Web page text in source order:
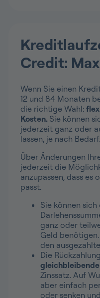
Credit:
Wenn Sie einen
12 und 84 Monaten
die richtige Wahl:
Kosten. Sie können
jederzeit ganz oder
lassen, je nach Bedarf.
Über Änderungen
jederzeit die
anzupassen, dass es
passt.
Sie können
ganz oder
Geld
den
Die
Zinssatz. Auf
aber einfach
oder senken